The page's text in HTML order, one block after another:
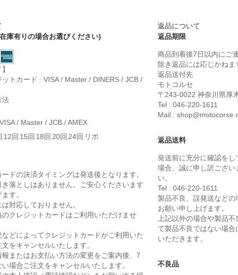
庫有りの場合お選びください)
トカード : VISA / Master / DINERS / JCB /
法
VISA / Master / JCB / AMEX
12回 15回 18回 20回 24回 リボ
ドの決済タイミングは発送後となります。
落としはありません。ご安心くださいます
す。
対応しておりません。
クレジットカードはご利用いただけませ
どによってクレジットカードがご利用いた
をキャンセルいたします。
またはお支払い方法の変更をご案内後、7
場合ご注文をキャンセルいたします。
返品について
返品期限
商品到着後7日以内にご
除き返品には応じかねま
返品送付先
モトコルセ
〒243-0022 神奈川県厚
Tel : 046-220-1611
Mail :
返品送料
発送前に充分に確認を
場合、誠に申し訳ござい
い。
Tel : 046-220-1611
製品不良、誤発送など
お願い申し上げます。
上記以外の場合や製品
て製品不良ではない場
いただきます。
不良品